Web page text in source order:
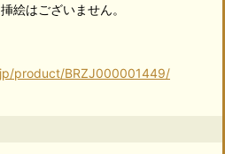
絵はございません。
product/BRZJ000001449/